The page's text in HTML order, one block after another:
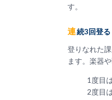
す。
連続3回登る
登りなれた
ます。楽器
1度目
2度目